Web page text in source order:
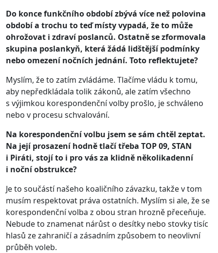
Do konce funkčního období zbývá více než polovina
období a trochu to teď místy vypadá, že to může
ohrožovat i zdraví poslanců. Ostatně se zformovala
skupina poslankyň, která žádá lidštější podmínky
nebo omezení nočních jednání. Toto reflektujete?
Myslím, že to zatím zvládáme. Tlačíme vládu k tomu,
aby nepředkládala tolik zákonů, ale zatím všechno
s výjimkou korespondenční volby prošlo, je schváleno
nebo v procesu schvalování.
Na korespondenční volbu jsem se sám chtěl zeptat.
Na její prosazení hodně tlačí třeba TOP 09, STAN
i Piráti, stojí to i pro vás za klidně několikadenní
i noční obstrukce?
Je to součástí našeho koaličního závazku, takže v tom
musím respektovat práva ostatních. Myslím si ale, že se
korespondenční volba z obou stran hrozně přeceňuje.
Nebude to znamenat nárůst o desítky nebo stovky tisíc
hlasů ze zahraničí a zásadním způsobem to neovlivní
průběh voleb.